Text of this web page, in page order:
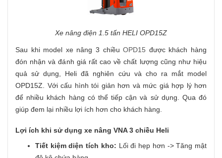
Xe nâng điện 1.5 tấn HELI OPD15Z
Sau khi model xe nâng 3 chiềuOPD15 được khách hàng
đón nhận và đánh giá rất cao về chất lượng cũng như hiệu
quả sử dụng, Heli đã nghiên cứu và cho ra mắt model
OPD15Z. Với cấu hình tói giản hơn và mức giá hợp lý hơn
để nhiều khách hàng có thể tiếp cận và sử dụng. Qua đó
giúp đem lại nhiều lợi ích hơn cho khách hàng.
Lợi ích khi sử dụng xe nâng VNA 3 chiều Heli
Tiết kiệm diện tích kho: Lối đi hẹp hơn -> Tăng mật